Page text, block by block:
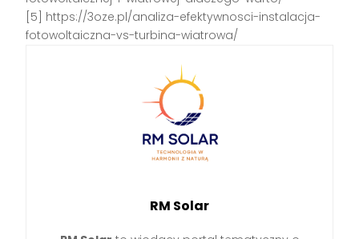
[5] https://3oze.pl/analiza-efektywnosci-instalacja-
fotowoltaiczna-vs-turbina-wiatrowa/
RM Solar